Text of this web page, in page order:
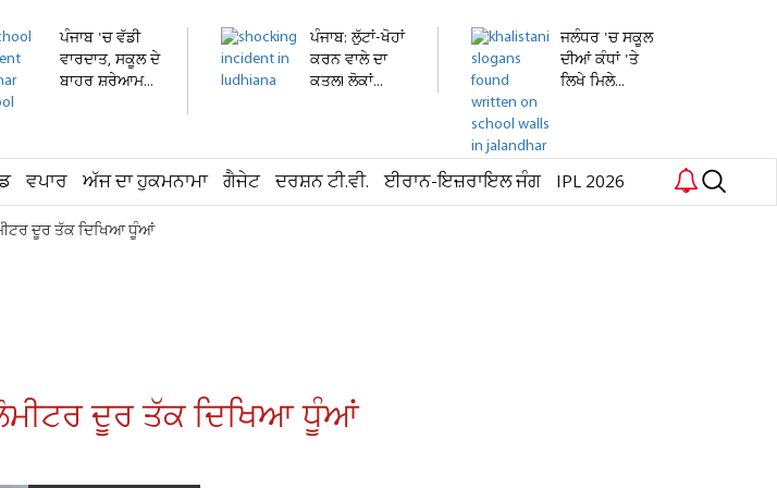
ਪੰਜਾਬ 'ਚ ਵੱਡੀ
ਵਾਰਦਾਤ, ਸਕੂਲ ਦੇ
ਬਾਹਰ ਸ਼ਰੇਆਮ...
ਪੰਜਾਬ: ਲੁੱਟਾਂ-ਖੋਹਾਂ
ਕਰਨ ਵਾਲੇ ਦਾ
ਕਤਲ! ਲੋਕਾਂ...
ਜਲੰਧਰ 'ਚ ਸਕੂਲ
ਦੀਆਂ ਕੰਧਾਂ 'ਤੇ
ਲਿਖੇ ਮਿਲੇ...
ਵਪਾਰ ਅੱਜ ਦਾ ਹੁਕਮਨਾਮਾ ਗੈਜੇਟ ਦਰਸ਼ਨ ਟੀ.ਵੀ. ਈਰਾਨ-ਇਜ਼ਰਾਇਲ ਜੰਗ IPL 2026
ਦੂਰ ਤੱਕ ਦਿਖਿਆ ਧੂੰਆਂ
ਦੂਰ ਤੱਕ ਦਿਖਿਆ ਧੂੰਆਂ